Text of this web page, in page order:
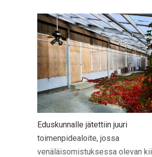
Eduskunnalle jätettiin juuri
toimenpidealoite, jossa
venäläisomistuksessa olevan